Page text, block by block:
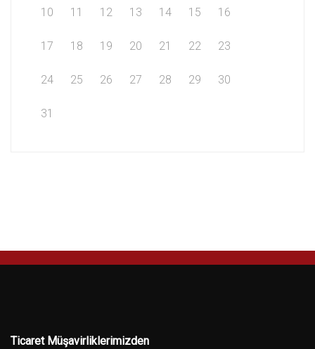
10 11 12 13 14 15 16
17 18 19 20 21 22 23
24 25 26 27 28 29 30
31
Ticaret Müşavirliklerimizden